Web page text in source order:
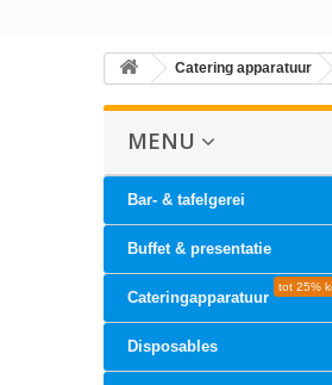
Catering apparatuur
MENU
Bar- & tafelgerei
Buffet & presentatie
Cateringapparatuur
tot 25%
Disposables